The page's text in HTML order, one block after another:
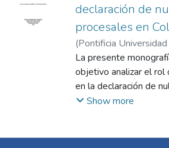
declaración de
procesales en
(Pontificia Universidad
Rabat Vásquez, Juan
Reyes, Nicolás;Vela
La presente
objetivo analizar el rol
en la declaración de
en Colombia y su
Show more